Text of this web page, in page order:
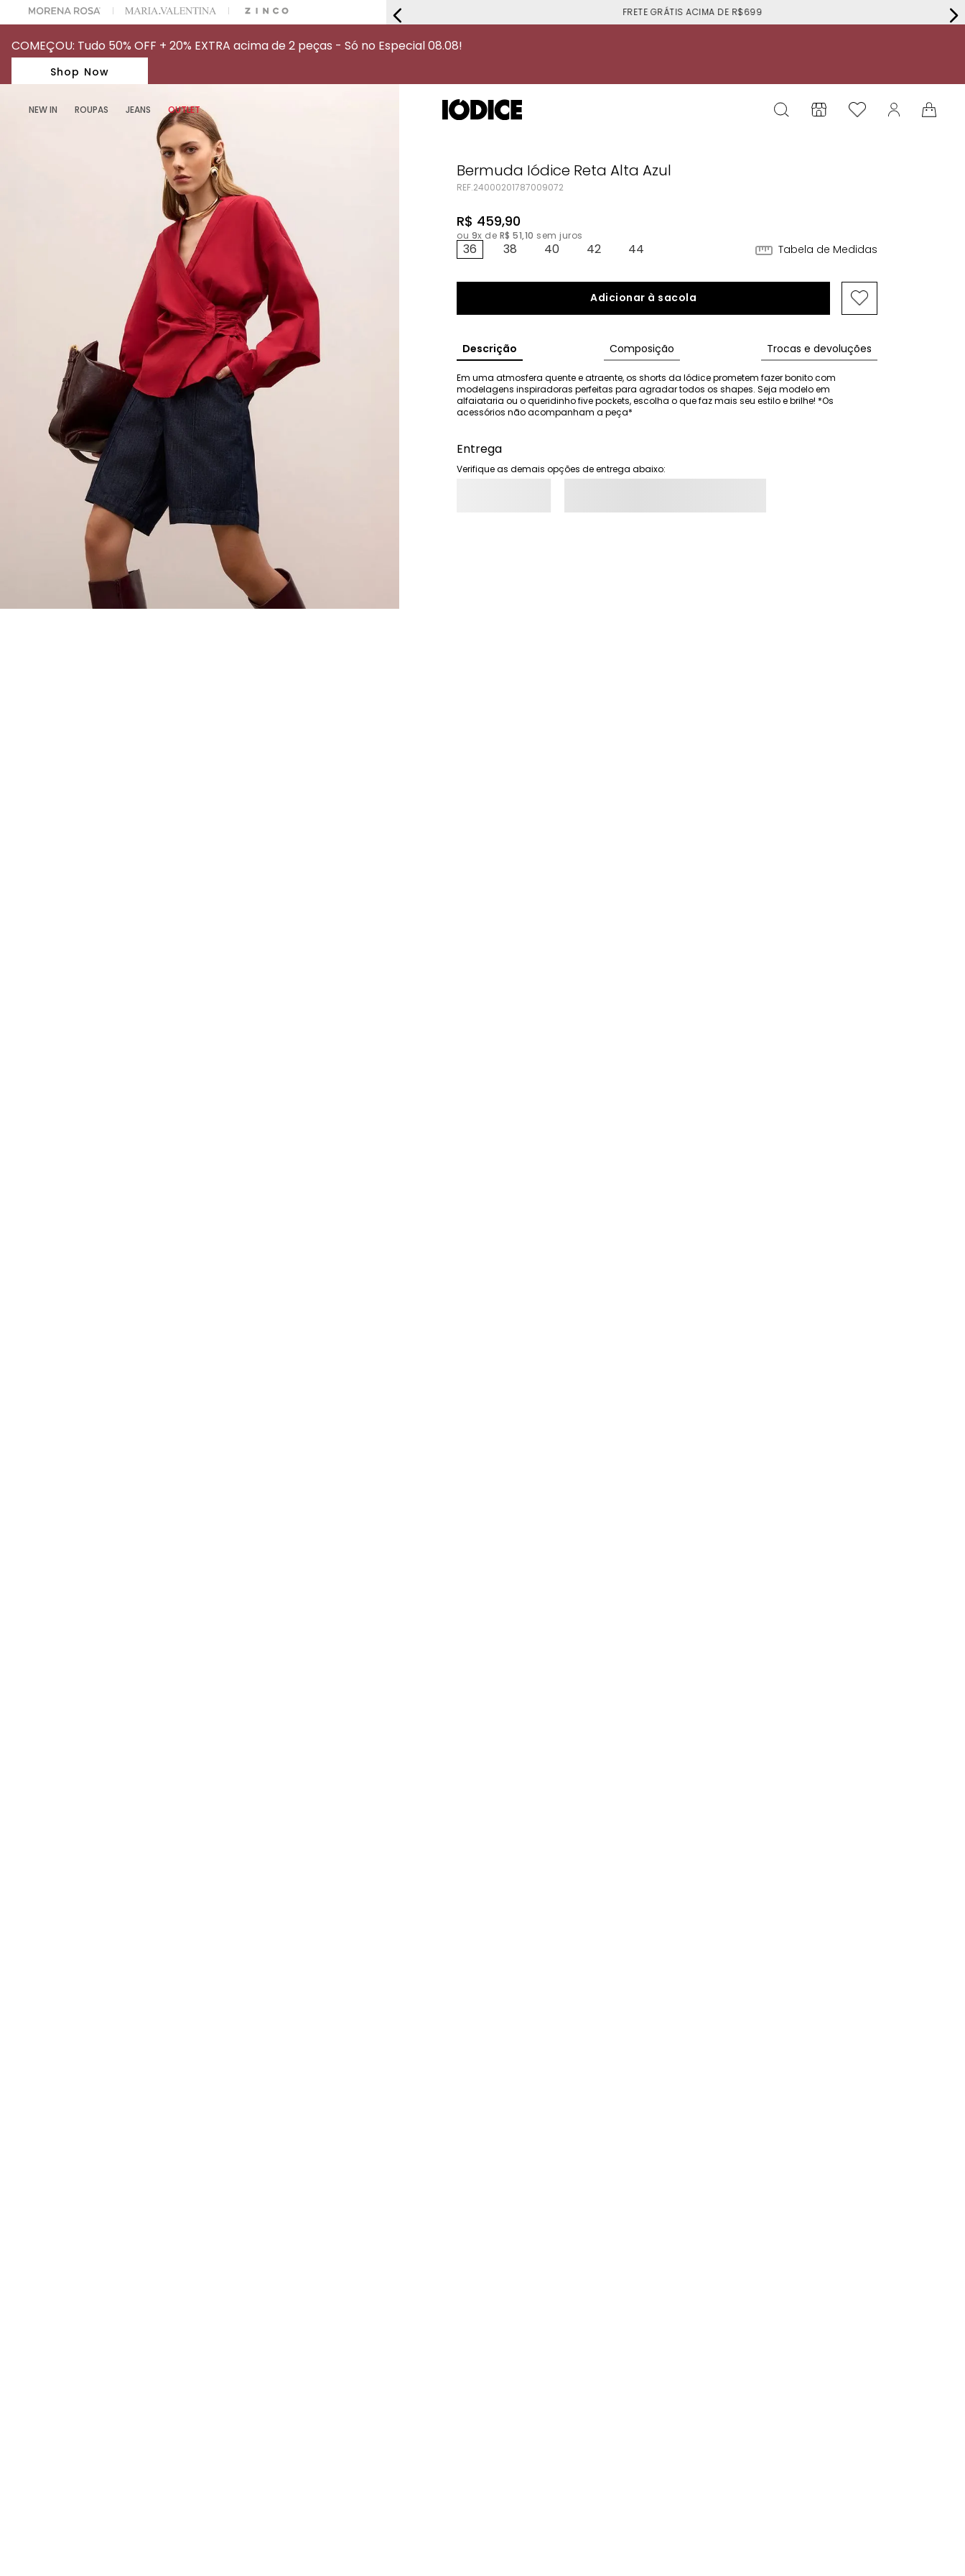
ESCOLHER SEU LOOK? FALE COM NOSSA PERSONAL SHOPPER. FRETE GRÁTIS ACIMA DE R$699
COMEÇOU: Tudo 50% OFF + 20% EXTRA acima de 2 peças - Só no Especial 08.08!
Shop Now
NEW IN ROUPAS JEANS OUTLET
Bermuda Iódice Reta Alta Azul
REF.24000201787009072
R$ 459,90
ou 9x de R$ 51,10 sem juros
36 38 40 42 44 Tabela de Medidas
Adicionar à sacola
Descrição Composição Trocas e devoluções
Em uma atmosfera quente e atraente, os shorts da Iódice prometem fazer bonito com
modelagens inspiradoras perfeitas para agradar todos os shapes. Seja modelo em
alfaiataria ou o queridinho five pockets, escolha o que faz mais seu estilo e brilhe! *Os
acessórios não acompanham a peça*
Entrega
Verifique as demais opções de entrega abaixo: